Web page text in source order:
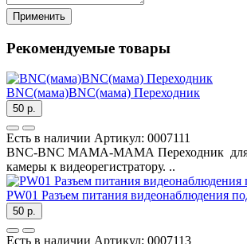
Применить
Рекомендуемые товары
BNC(мама)BNC(мама) Переходник
50 р.
Есть в наличии Артикул: 0007111
BNC-BNC МАМА-МАМА Переходник для
камеры к видеорегистратору. ..
PW01 Разъем питания видеонаблюдения
50 р.
Есть в наличии Артикул: 0007113